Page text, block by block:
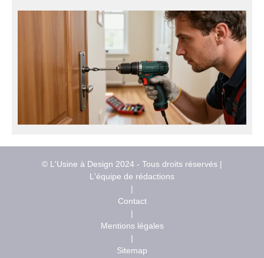
© L'Usine à Design 2024 - Tous droits réservés |
L'équipe de rédactions
|
Contact
|
Mentions légales
|
Sitemap